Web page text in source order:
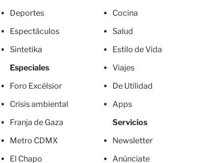
Deportes
Espectáculos
Sintetika
Especiales
Foro Excélsior
Crisis ambiental
Franja de Gaza
Metro CDMX
El Chapo
Cocina
Salud
Estilo de Vida
Viajes
De Utilidad
Apps
Servicios
Newsletter
Anúnciate